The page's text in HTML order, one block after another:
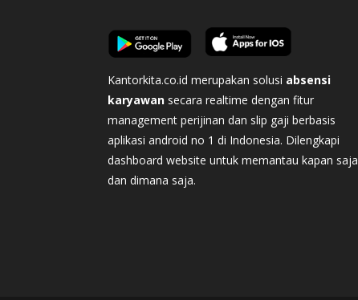
Kantorkita.co.id merupakan solusi absensi
karyawan secara realtime dengan fitur
management perijinan dan slip gaji berbasis
aplikasi android no 1 di Indonesia. Dilengkapi
dashboard website untuk memantau kapan saja
dan dimana saja.